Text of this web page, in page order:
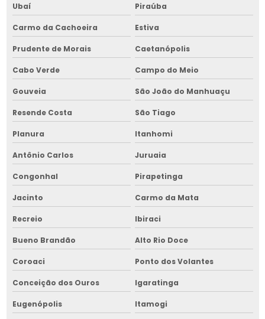
Retrofit de fornalha para grãos em bahia
Retrofit de fornalha para grãos no nordeste
Retrofit de máquina de limpeza de grãos
Retrofit de máquina de limpeza de grãos em bahia
Retrofit de máquina de limpeza de grãos no nordeste
Retrofit de picador de lenha no nordeste
Retrofit de secador de grãos
Retrofit de secador de grãos em bahia
Retrofit de secador de grãos no nordeste
Retrofit de transportador de grãos
Secador para grãos
Secador para grãos em bahia
Ubaí Piraúba
Carmo da Cachoeira Estiva
Prudente de Morais Caetanópolis
Cabo Verde Campo do Meio
Gouveia São João do Manhuaçu
Resende Costa São Tiago
Planura Itanhomi
Antônio Carlos Juruaia
Congonhal Pirapetinga
Jacinto Carmo da Mata
Recreio Ibiraci
Bueno Brandão Alto Rio Doce
Coroaci Ponto dos Volantes
Conceição dos Ouros Igaratinga
Eugenópolis Itamogi